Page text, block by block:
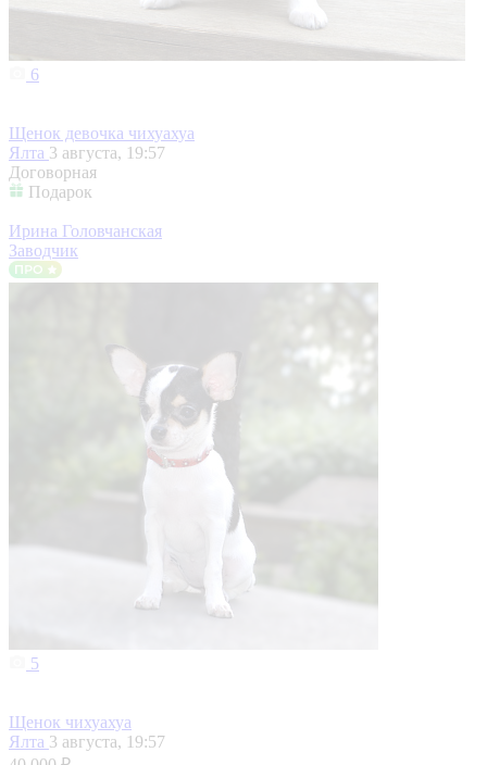
6
Щенок девочка чихуахуа
Ялта 3 августа, 19:57
Договорная
Подарок
Ирина Головчанская
Заводчик
5
Щенок чихуахуа
Ялта 3 августа, 19:57